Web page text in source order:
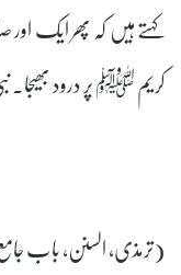
کہتے ہیں کہ پھر ایک اور
کریم ﷺ پر درود بھیجا۔
(ترمذی، السنن، باب جامع